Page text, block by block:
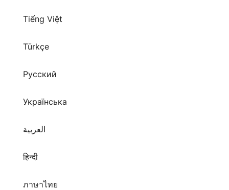
Tiếng Việt
Türkçe
Русский
Українська
العربية
हिन्दी
ภาษาไทย